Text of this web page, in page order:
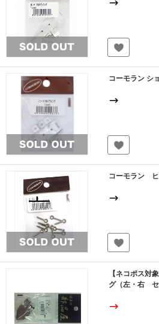
コーモラン シ
コーモラン
【ネコポス対
グ（左・右 セ